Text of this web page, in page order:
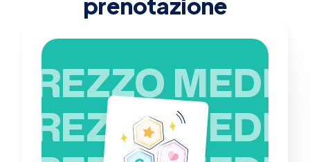
PREZZO MEDIO
PREZZO MEDIO